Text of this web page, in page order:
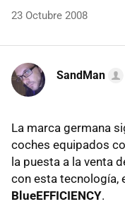
23 Octubre 2008
SandMan
La marca germana
coches equipados
la puesta a la venta
con esta tecnología,
BlueEFFICIENCY.